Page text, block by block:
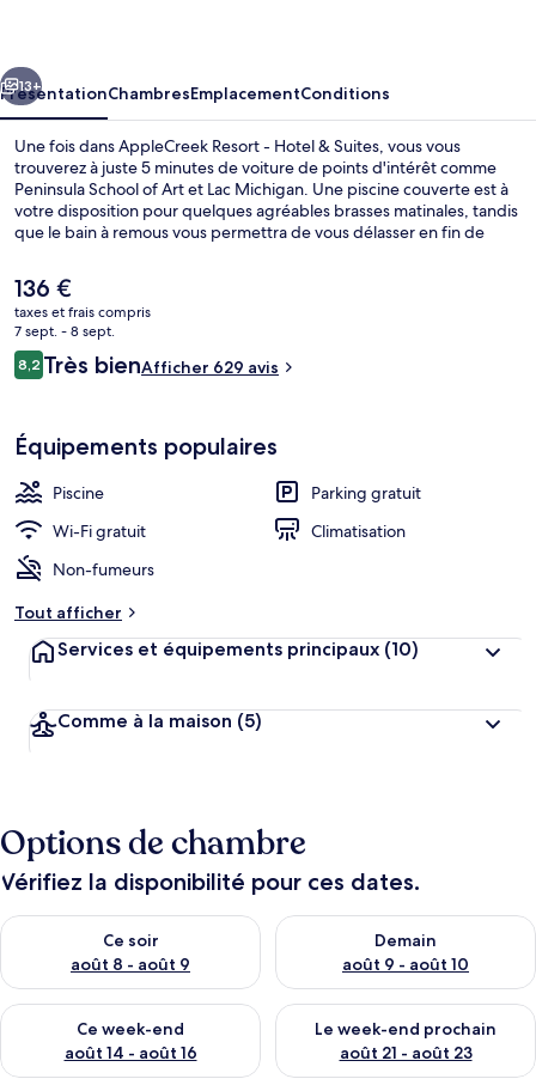
&
Suites
Suivant
13+
PrésentationChambresEmplacementConditions
Une fois dans AppleCreek Resort - Hotel & Suites, vous vous
trouverez à juste 5 minutes de voiture de points d'intérêt comme
Peninsula School of Art et Lac Michigan. Une piscine couverte est à
votre disposition pour quelques agréables brasses matinales, tandis
que le bain à remous vous permettra de vous délasser en fin de
concerne le personnel attentionné.
Le
prix
actuel
est
de
136 €
taxes et frais compris
7 sept. - 8 sept.
Avis
voyageurs
8,28,2 sur 10
Très bienAfficher 629 avis
Équipements populaires
Piscine
Parking gratuit
Wi-Fi gratuit
Climatisation
Non-fumeurs
Tout afficher
Services et équipements principaux (10)
Comme à la maison (5)
Options de chambre
Vérifiez la disponibilité pour ces dates.
Ce soir
août 8 - août 9
Vérifier la disponibilité pour ce soir août 8 - août 9
Demain
août 9 - août 10
Vérifier la disponibilité pour
Ce week-end
août 14 - août 16
Vérifier la disponibilité pour ce week-end août 14 - août 16
Le week-end prochain
août 21 - août 23
Vérifier la disponibilité pour